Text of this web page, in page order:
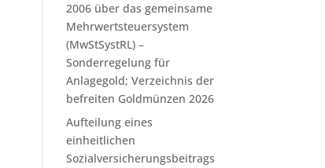
2006 über das gemeinsame
Mehrwertsteuersystem
(MwStSystRL) –
Sonderregelung für
Anlagegold; Verzeichnis der
befreiten Goldmünzen 2026
Aufteilung eines
einheitlichen
Sozialversicherungsbeitrags